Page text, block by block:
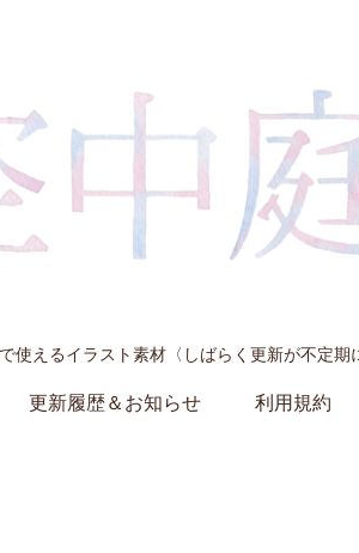
使えるイラスト素材〈しばらく更新が不定期
更新履歴＆お知らせ 利用規約